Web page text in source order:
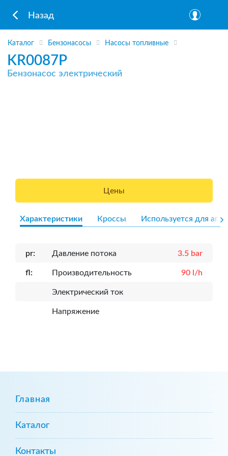
Назад
Каталог Бензонасосы Насосы топливные
KR0087P
Бензонасос электрический
Цены
Характеристики Кроссы Используется для
pr: Давление потока 3.5 bar
fl: Производительность 90 l/h
Электрический ток
Напряжение
Главная
Каталог
Контакты